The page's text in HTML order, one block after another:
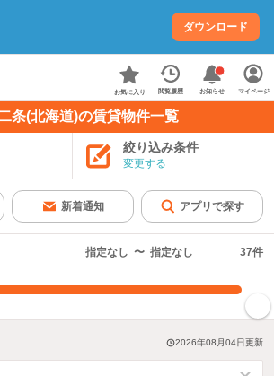
ダウンロード
お気に入り 閲覧履歴 お知らせ マイページ
条(北海道)の賃貸物件一覧
絞り込み条件
変更する
新着通知 アプリで探す
指定なし 〜 指定なし 37件
2026年08月04日更新